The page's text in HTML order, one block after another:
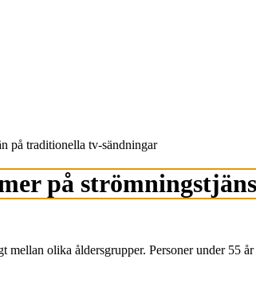
på traditionella tv-sändningar
på
olika åldersgrupper. Personer under 55